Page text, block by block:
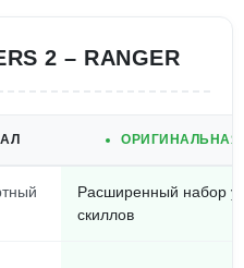
2 – RANGER
Расширенный набор
скиллов